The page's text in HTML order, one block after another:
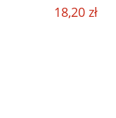
18,20 zł